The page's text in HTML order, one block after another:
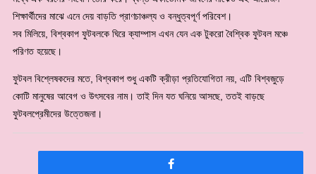
শিক্ষার্থীদের মাঝে এনে দেয় বাড়তি প্রাণচাঞ্চল্য ও বন্ধুত্বপূর্ণ পরিবেশ।
সব মিলিয়ে, বিশ্বকাপ ফুটবলকে ঘিরে ক্যাম্পাস এখন যেন এক টুকরো বৈশ্বিক ফুটবল মঞ্চে
পরিণত হয়েছে।
ফুটবল বিশ্লেষকদের মতে, বিশ্বকাপ শুধু একটি ক্রীড়া প্রতিযোগিতা নয়, এটি বিশ্বজুড়ে
কোটি মানুষের আবেগ ও উৎসবের নাম। তাই দিন যত ঘনিয়ে আসছে, ততই বাড়ছে
ফুটবলপ্রেমীদের উত্তেজনা।